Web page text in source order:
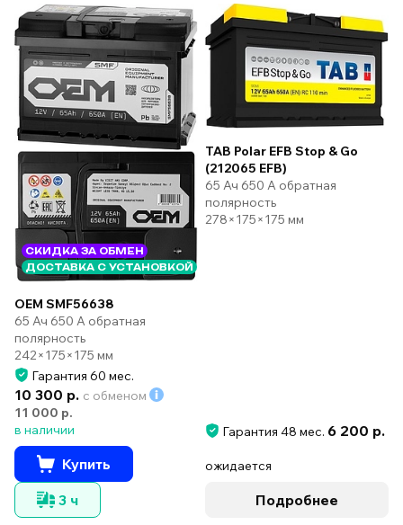
СКИДКА ЗА ОБМЕН
ДОСТАВКА С УСТАНОВКОЙ
OEM SMF56638
65 Ач 650 А обратная
полярность
242×175×175 мм
Гарантия 60 мес.
10 300 р. с обменом
11 000 р.
в наличии
Купить
3 ч
TAB Polar EFB Stop & Go
(212065 EFB)
65 Ач 650 А обратная
полярность
278×175×175 мм
Гарантия 48 мес. 6 200 р.
ожидается
Подробнее